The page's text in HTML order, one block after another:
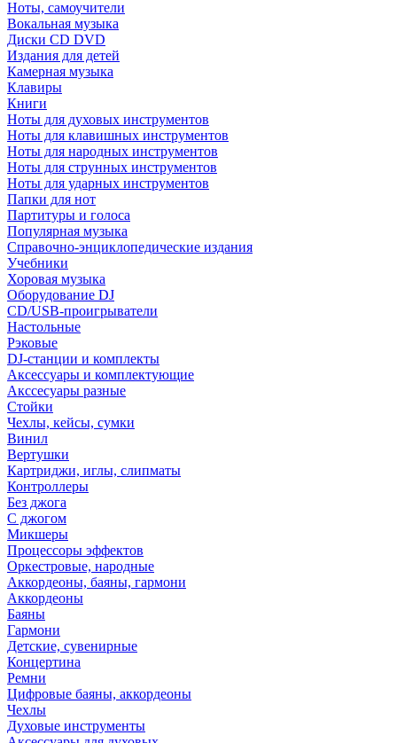
Ноты, самоучители
Вокальная музыка
Диски CD DVD
Издания для детей
Камерная музыка
Клавиры
Книги
Ноты для духовых инструментов
Ноты для клавишных инструментов
Ноты для народных инструментов
Ноты для струнных инструментов
Ноты для ударных инструментов
Папки для нот
Партитуры и голоса
Популярная музыка
Справочно-энциклопедические издания
Учебники
Хоровая музыка
Оборудование DJ
CD/USB-проигрыватели
Настольные
Рэковые
DJ-станции и комплекты
Аксессуары и комплектующие
Акссесуары разные
Стойки
Чехлы, кейсы, сумки
Винил
Вертушки
Картриджи, иглы, слипматы
Контроллеры
Без джога
С джогом
Микшеры
Процессоры эффектов
Оркестровые, народные
Аккордеоны, баяны, гармони
Аккордеоны
Баяны
Гармони
Детские, сувенирные
Концертина
Ремни
Цифровые баяны, аккордеоны
Чехлы
Духовые инструменты